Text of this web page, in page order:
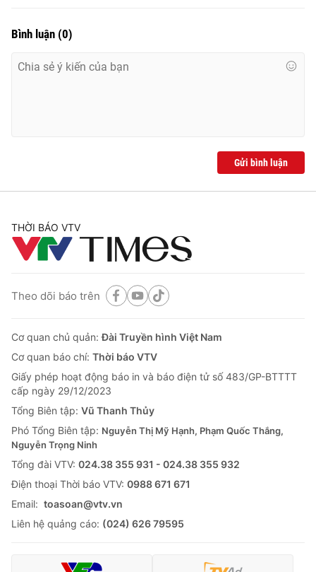
Bình luận (0)
Gửi bình luận
THỜI BÁO VTV
Theo dõi báo trên
Cơ quan chủ quản:Đài Truyền hình Việt Nam
Cơ quan báo chí: Thời báo VTV
Giấy phép hoạt động báo in và báo điện tử số 483/GP-BTTTT
cấp ngày 29/12/2023
Tổng Biên tập: Vũ Thanh Thủy
Phó Tổng Biên tập: Nguyễn Thị Mỹ Hạnh, Phạm Quốc Thắng,
Nguyễn Trọng Ninh
Tổng đài VTV: 024.38 355 931 - 024.38 355 932
Ðiện thoại Thời báo VTV: 0988 671 671
Email: toasoan@vtv.vn
Liên hệ quảng cáo: (024) 626 79595